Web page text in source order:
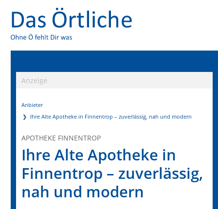
Anzeige
Anbieter
Ihre Alte Apotheke in Finnentrop – zuverlässig, nah und modern
APOTHEKE FINNENTROP
Ihre Alte Apotheke in
Finnentrop – zuverlässig,
nah und modern